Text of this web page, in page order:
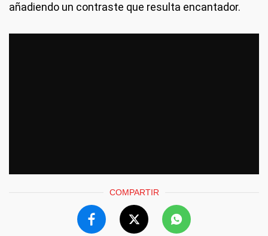
añadiendo un contraste que resulta encantador.
COMPARTIR